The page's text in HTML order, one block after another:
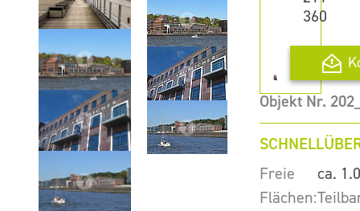
360
Objekt Nr.
Freie
Flächen:
ca.